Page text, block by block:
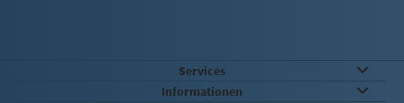
Services
Informationen